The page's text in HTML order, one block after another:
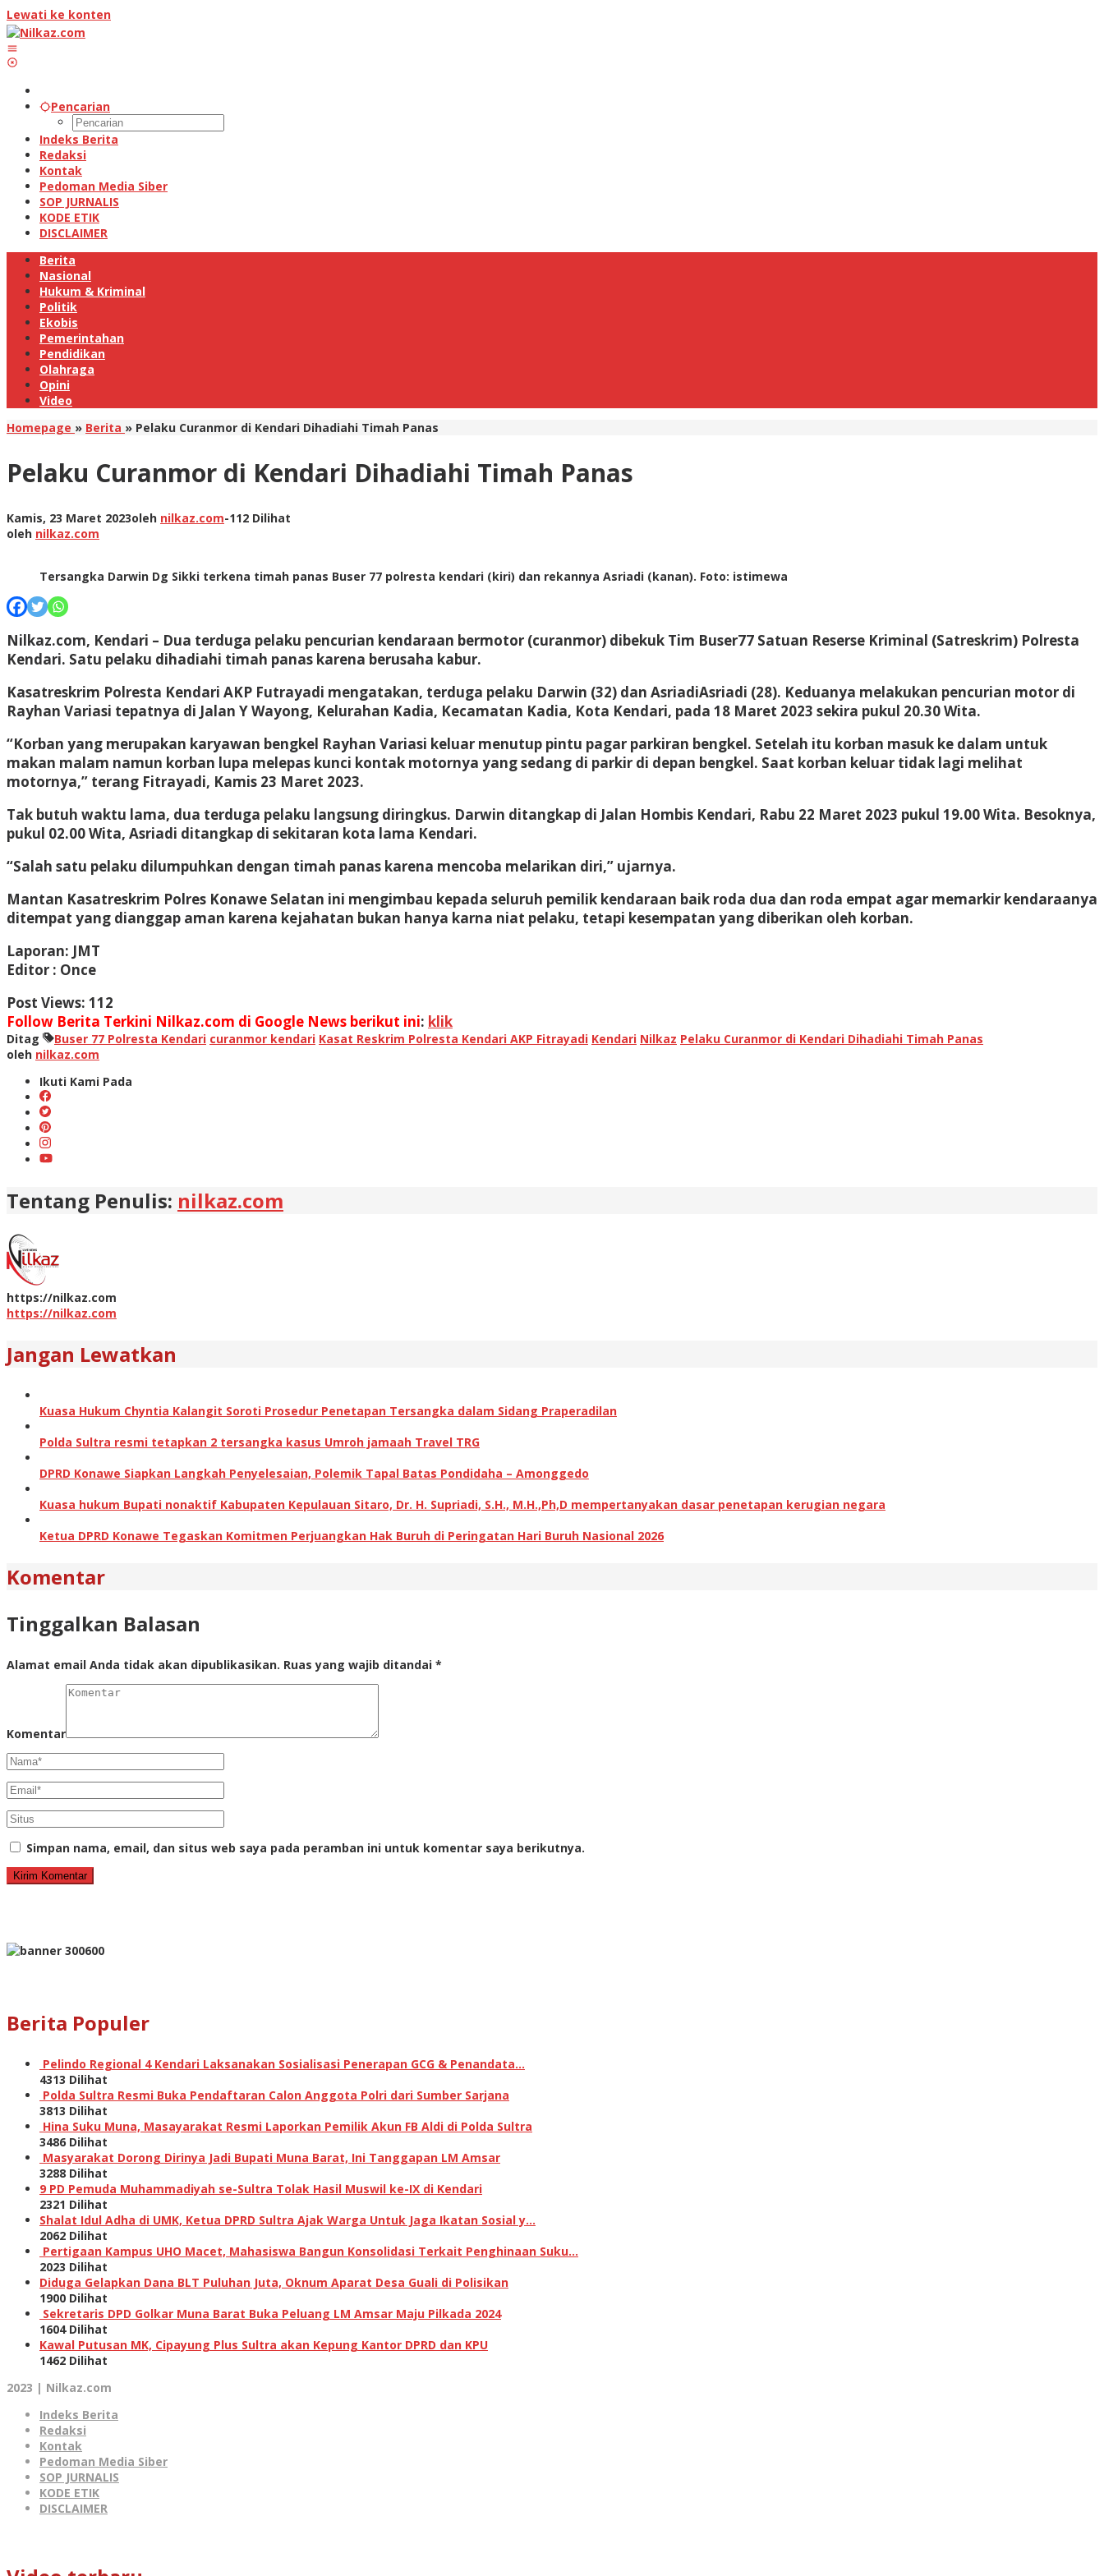
Lewati ke konten
Pencarian
Indeks Berita
Redaksi
Kontak
Pedoman Media Siber
SOP JURNALIS
KODE ETIK
DISCLAIMER
Berita
Nasional
Hukum & Kriminal
Politik
Ekobis
Pemerintahan
Pendidikan
Olahraga
Opini
Video
Homepage » Berita » Pelaku Curanmor di Kendari Dihadiahi Timah Panas
Pelaku Curanmor di Kendari Dihadiahi Timah Panas
Kamis, 23 Maret 2023oleh nilkaz.com-112 Dilihat
oleh nilkaz.com
Tersangka Darwin Dg Sikki terkena timah panas Buser 77 polresta kendari (kiri) dan rekannya Asriadi (kanan). Foto: istimewa
Nilkaz.com, Kendari – Dua terduga pelaku pencurian kendaraan bermotor (curanmor) dibekuk Tim Buser77 Satuan Reserse Kriminal (Satreskrim) Polresta
Kendari. Satu pelaku dihadiahi timah panas karena berusaha kabur.
Kasatreskrim Polresta Kendari AKP Futrayadi mengatakan, terduga pelaku Darwin (32) dan AsriadiAsriadi (28). Keduanya melakukan pencurian motor di
Rayhan Variasi tepatnya di Jalan Y Wayong, Kelurahan Kadia, Kecamatan Kadia, Kota Kendari, pada 18 Maret 2023 sekira pukul 20.30 Wita.
“Korban yang merupakan karyawan bengkel Rayhan Variasi keluar menutup pintu pagar parkiran bengkel. Setelah itu korban masuk ke dalam untuk
makan malam namun korban lupa melepas kunci kontak motornya yang sedang di parkir di depan bengkel. Saat korban keluar tidak lagi melihat
motornya,” terang Fitrayadi, Kamis 23 Maret 2023.
Tak butuh waktu lama, dua terduga pelaku langsung diringkus. Darwin ditangkap di Jalan Hombis Kendari, Rabu 22 Maret 2023 pukul 19.00 Wita. Besoknya,
pukul 02.00 Wita, Asriadi ditangkap di sekitaran kota lama Kendari.
“Salah satu pelaku dilumpuhkan dengan timah panas karena mencoba melarikan diri,” ujarnya.
Mantan Kasatreskrim Polres Konawe Selatan ini mengimbau kepada seluruh pemilik kendaraan baik roda dua dan roda empat agar memarkir kendaraanya
ditempat yang dianggap aman karena kejahatan bukan hanya karna niat pelaku, tetapi kesempatan yang diberikan oleh korban.
Laporan: JMT
Editor : Once
Post Views: 112
Follow Berita Terkini Nilkaz.com di Google News berikut ini: klik
Ditag Buser 77 Polresta Kendari curanmor kendari Kasat Reskrim Polresta Kendari AKP Fitrayadi Kendari Nilkaz Pelaku Curanmor di Kendari Dihadiahi Timah Panas
oleh nilkaz.com
Ikuti Kami Pada
Tentang Penulis: nilkaz.com
https://nilkaz.com
https://nilkaz.com
Jangan Lewatkan
Kuasa Hukum Chyntia Kalangit Soroti Prosedur Penetapan Tersangka dalam Sidang Praperadilan
Polda Sultra resmi tetapkan 2 tersangka kasus Umroh jamaah Travel TRG
DPRD Konawe Siapkan Langkah Penyelesaian, Polemik Tapal Batas Pondidaha – Amonggedo
Kuasa hukum Bupati nonaktif Kabupaten Kepulauan Sitaro, Dr. H. Supriadi, S.H., M.H.,Ph,D mempertanyakan dasar penetapan kerugian negara
Ketua DPRD Konawe Tegaskan Komitmen Perjuangkan Hak Buruh di Peringatan Hari Buruh Nasional 2026
Komentar
Tinggalkan Balasan
Alamat email Anda tidak akan dipublikasikan. Ruas yang wajib ditandai *
Komentar
Simpan nama, email, dan situs web saya pada peramban ini untuk komentar saya berikutnya.
Berita Populer
Pelindo Regional 4 Kendari Laksanakan Sosialisasi Penerapan GCG & Penandata…
4313 Dilihat
Polda Sultra Resmi Buka Pendaftaran Calon Anggota Polri dari Sumber Sarjana
3813 Dilihat
Hina Suku Muna, Masayarakat Resmi Laporkan Pemilik Akun FB Aldi di Polda Sultra
3486 Dilihat
Masyarakat Dorong Dirinya Jadi Bupati Muna Barat, Ini Tanggapan LM Amsar
3288 Dilihat
9 PD Pemuda Muhammadiyah se-Sultra Tolak Hasil Muswil ke-IX di Kendari
2321 Dilihat
Shalat Idul Adha di UMK, Ketua DPRD Sultra Ajak Warga Untuk Jaga Ikatan Sosial y…
2062 Dilihat
Pertigaan Kampus UHO Macet, Mahasiswa Bangun Konsolidasi Terkait Penghinaan Suku…
2023 Dilihat
Diduga Gelapkan Dana BLT Puluhan Juta, Oknum Aparat Desa Guali di Polisikan
1900 Dilihat
Sekretaris DPD Golkar Muna Barat Buka Peluang LM Amsar Maju Pilkada 2024
1604 Dilihat
Kawal Putusan MK, Cipayung Plus Sultra akan Kepung Kantor DPRD dan KPU
1462 Dilihat
2023 | Nilkaz.com
Indeks Berita
Redaksi
Kontak
Pedoman Media Siber
SOP JURNALIS
KODE ETIK
DISCLAIMER